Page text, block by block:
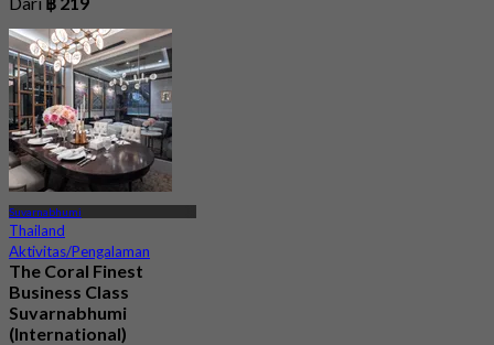
Suvarnabhumi
Thailand
Aktivitas/Pengalaman
The Coral Finest
Business Class
Suvarnabhumi
(International)